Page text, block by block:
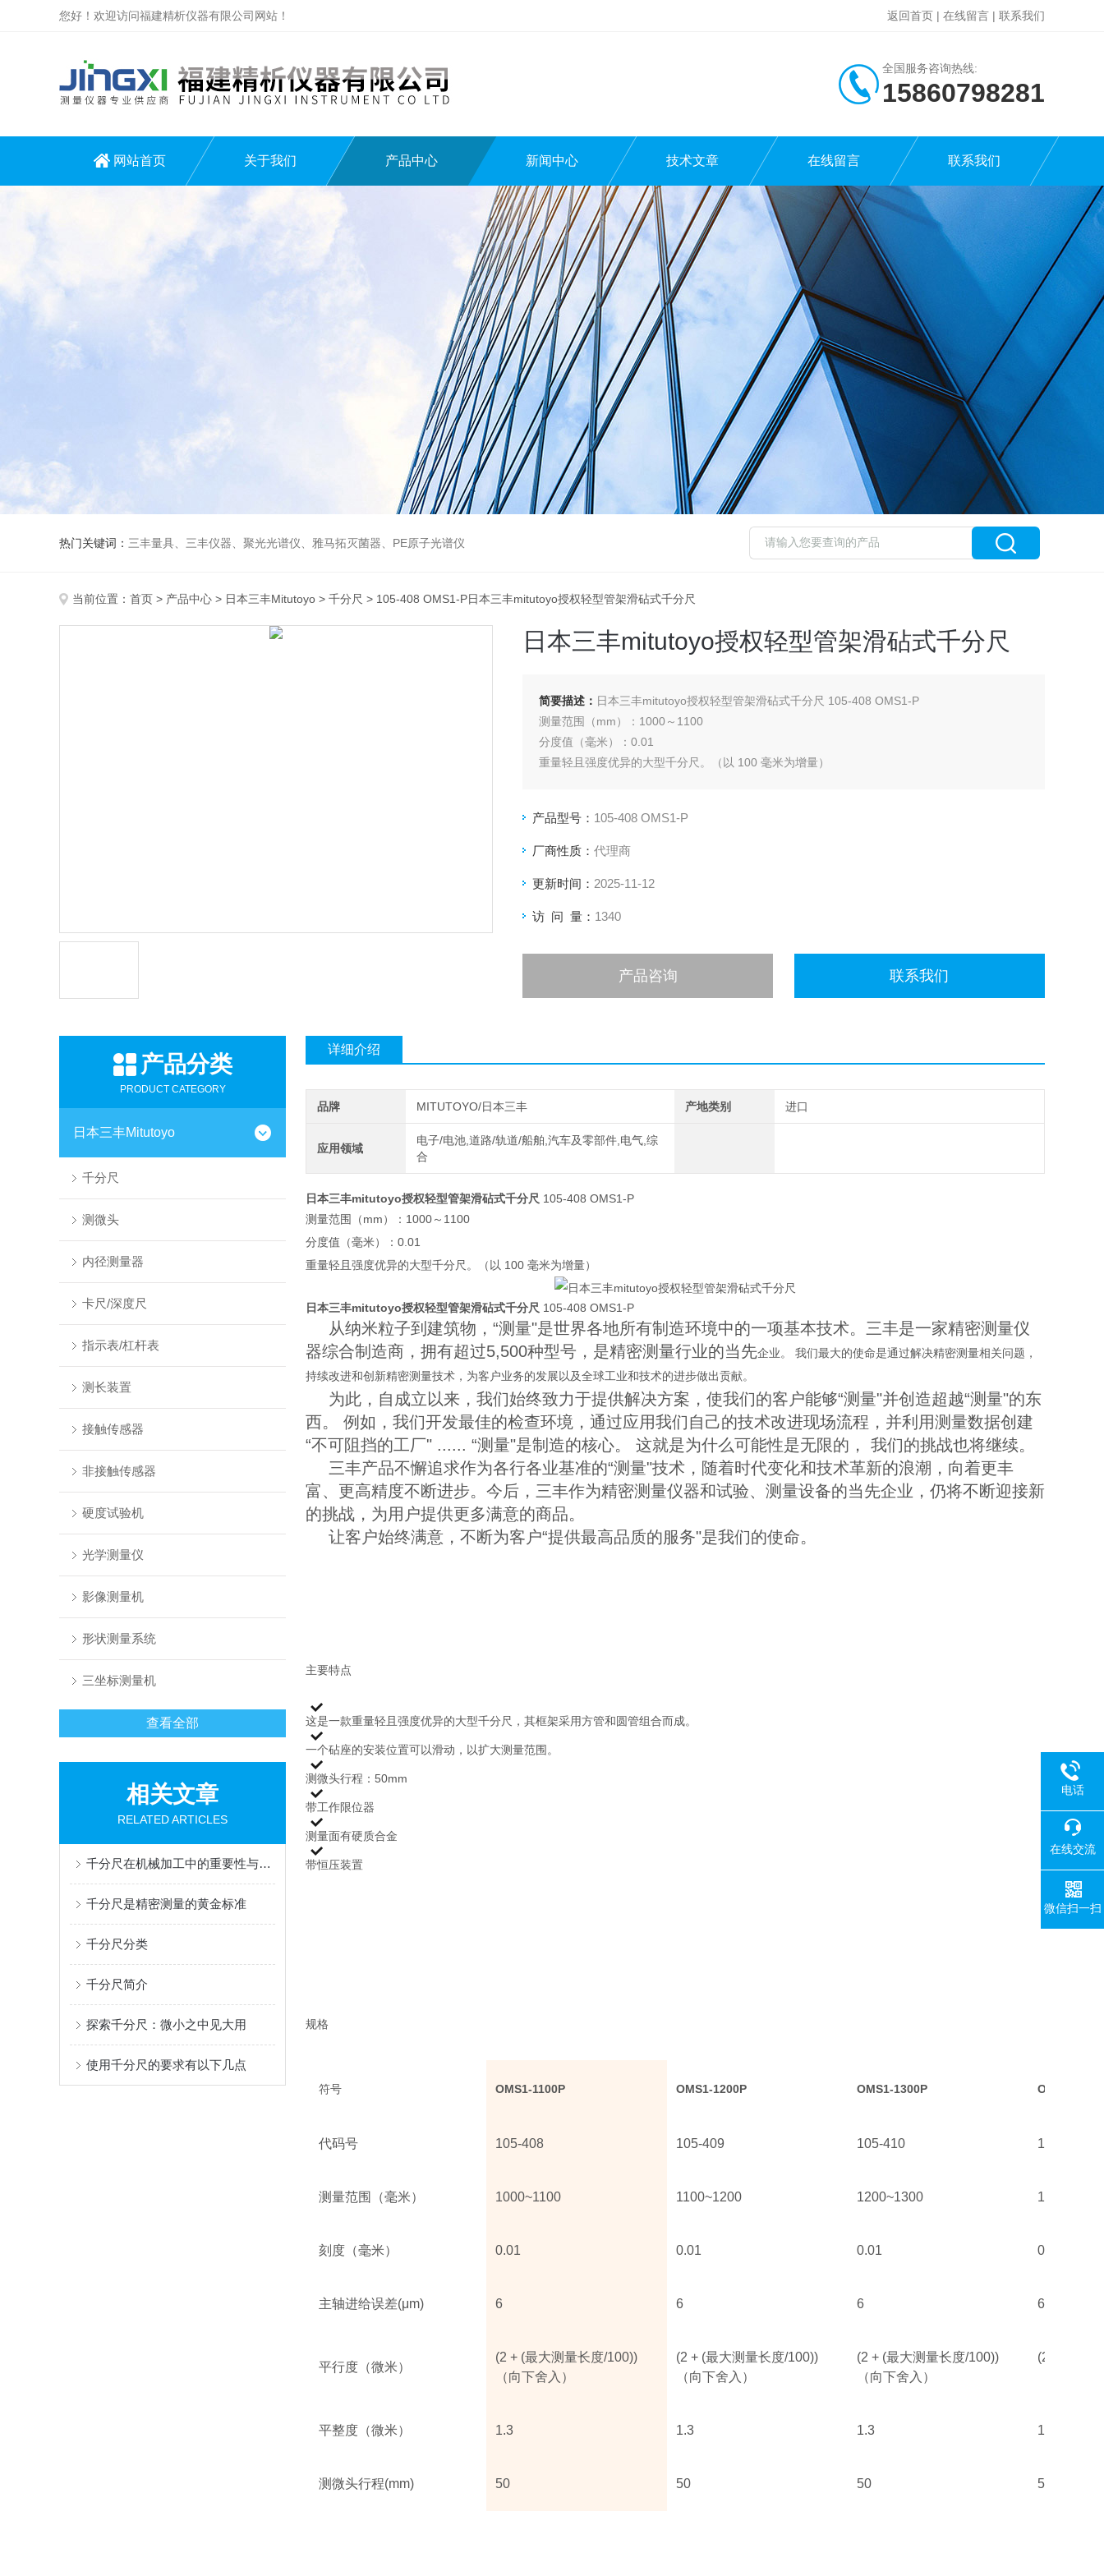
您好！欢迎访问福建精析仪器有限公司网站！ 返回首页 | 在线留言 | 联系我们
全国服务咨询热线:
15860798281
网站首页 关于我们 产品中心 新闻中心 技术文章 在线留言 联系我们
热门关键词： 三丰量具、三丰仪器、聚光光谱仪、雅马拓灭菌器、PE原子光谱仪
当前位置： 首页 > 产品中心 > 日本三丰Mitutoyo > 千分尺 > 105-408 OMS1-P日本三丰mitutoyo授权轻型管架滑砧式千分尺
日本三丰mitutoyo授权轻型管架滑砧式千分尺
简要描述： 日本三丰mitutoyo授权轻型管架滑砧式千分尺 105-408 OMS1-P
测量范围（mm）：1000～1100
分度值（毫米）：0.01
重量轻且强度优异的大型千分尺。（以 100 毫米为增量）
产品型号： 105-408 OMS1-P
厂商性质： 代理商
更新时间： 2025-11-12
访 问 量： 1340
产品咨询 联系我们
产品分类
PRODUCT CATEGORY
日本三丰Mitutoyo
千分尺
测微头
内径测量器
卡尺/深度尺
指示表/杠杆表
测长装置
接触传感器
非接触传感器
硬度试验机
光学测量仪
影像测量机
形状测量系统
三坐标测量机
查看全部
相关文章
RELATED ARTICLES
千分尺在机械加工中的重要性与实际应用
千分尺是精密测量的黄金标准
千分尺分类
千分尺简介
探索千分尺：微小之中见大用
使用千分尺的要求有以下几点
详细介绍
品牌 MITUTOYO/日本三丰 产地类别 进口
应用领域
电子/电池,道路/轨道/船舶,汽车及零部件,电气,综
合
日本三丰mitutoyo授权轻型管架滑砧式千分尺 105-408 OMS1-P
测量范围（mm）：1000～1100
分度值（毫米）：0.01
重量轻且强度优异的大型千分尺。（以 100 毫米为增量）
日本三丰mitutoyo授权轻型管架滑砧式千分尺 105-408 OMS1-P
从纳米粒子到建筑物，“测量"是世界各地所有制造环境中的一项基本技术。三丰是一家精密测量仪
器综合制造商，拥有超过5,500种型号，是精密测量行业的当先企业。 我们最大的使命是通过解决精密测量相关问题，
持续改进和创新精密测量技术，为客户业务的发展以及全球工业和技术的进步做出贡献。
为此，自成立以来，我们始终致力于提供解决方案，使我们的客户能够“测量"并创造超越“测量"的东
西。 例如，我们开发最佳的检查环境，通过应用我们自己的技术改进现场流程，并利用测量数据创建
“不可阻挡的工厂" ...... “测量"是制造的核心。 这就是为什么可能性是无限的， 我们的挑战也将继续。
三丰产品不懈追求作为各行各业基准的“测量"技术，随着时代变化和技术革新的浪潮，向着更丰
富、更高精度不断进步。今后，三丰作为精密测量仪器和试验、测量设备的当先企业，仍将不断迎接新
的挑战，为用户提供更多满意的商品。
让客户始终满意，不断为客户“提供最高品质的服务"是我们的使命。
主要特点
这是一款重量轻且强度优异的大型千分尺，其框架采用方管和圆管组合而成。
一个砧座的安装位置可以滑动，以扩大测量范围。
测微头行程：50mm
带工作限位器
测量面有硬质合金
带恒压装置
规格
符号 OMS1-1100P OMS1-1200P OMS1-1300P OMS1-
代码号 105-408 105-409 105-410 105-411
测量范围（毫米） 1000~1100 1100~1200 1200~1300 1300~1400
刻度（毫米） 0.01 0.01 0.01 0.01
主轴进给误差(μm) 6 6 6 6
平行度（微米）
(2 + (最大测量长度/100))
（向下舍入）
(2 + (最大测量长度/100))
（向下舍入）
(2 + (最大测量长度/100))
（向下舍入）
(2 + (最大
平整度（微米） 1.3 1.3 1.3 1.3
测微头行程(mm) 50 50 50 50
电话
在线交流
微信扫一扫